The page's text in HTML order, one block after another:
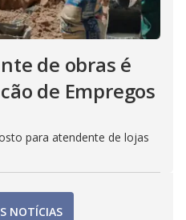
de obras é
de Empregos
para atendente de lojas
NOTÍCIAS